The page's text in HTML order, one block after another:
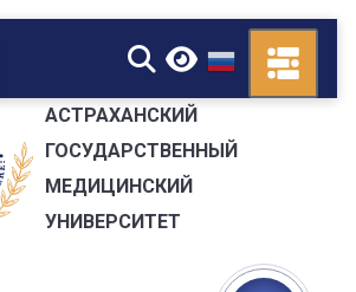
▼
АСТРАХАНСКИЙ
ГОСУДАРСТВЕННЫЙ
МЕДИЦИНСКИЙ
УНИВЕРСИТЕТ